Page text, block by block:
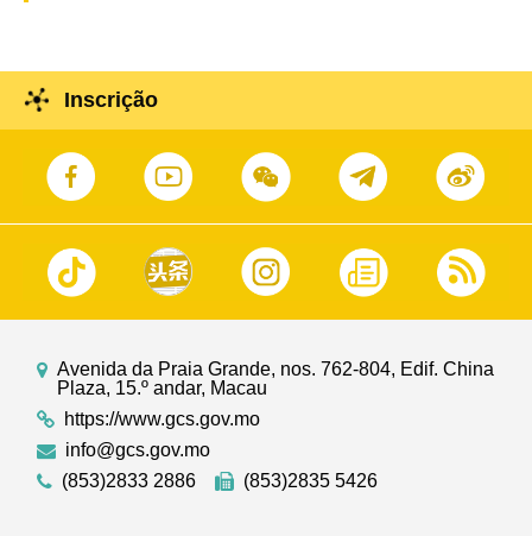
Inscrição
Avenida da Praia Grande, nos. 762-804, Edif. China
Plaza, 15.º andar, Macau
https://www.gcs.gov.mo
info@gcs.gov.mo
(853)2833 2886
(853)2835 5426